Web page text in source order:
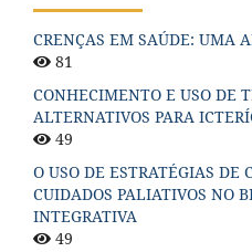
CRENÇAS EM SAÚDE: UMA
81
CONHECIMENTO E USO DE
ALTERNATIVOS PARA
49
O USO DE ESTRATÉGIAS DE
CUIDADOS PALIATIVOS NO
INTEGRATIVA
49